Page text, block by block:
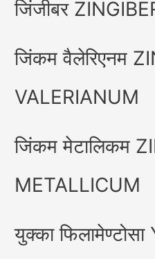
जिंजीबर
जिंकम वैलेरिएनम
VALERIANUM
जिंकम मेटालिकम
METALLICUM
युक्का